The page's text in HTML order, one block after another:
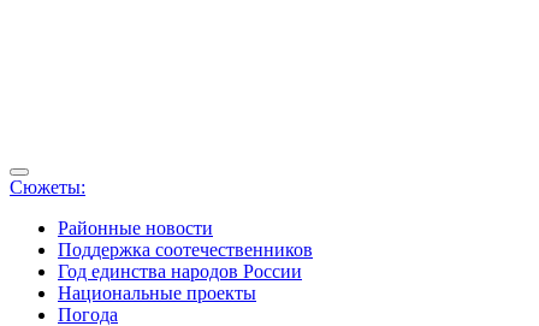
Сюжеты:
Районные новости
Поддержка соотечественников
Год единства народов России
Национальные проекты
Погода